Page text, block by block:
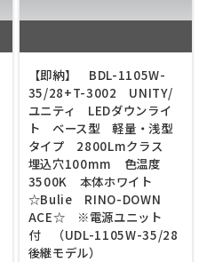
【即納】 BDL-1105W-
35/28+T-3002 UNITY/
ユニティ LEDダウンライ
ト ベース型 軽量・浅型
タイプ 2800Lmクラス
埋込穴100mm 色温度
3500K 本体ホワイト
☆Bulie RINO-DOWN
ACE☆ ※電源ユニット
付 （UDL-1105W-35/28
後継モデル）